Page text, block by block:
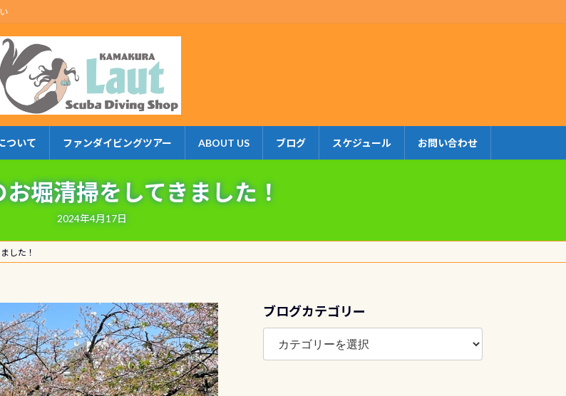
ついて ファンダイビングツアー ABOUT US ブログ スケジュール お問い合わせ
堀清掃をしてきました！
2024年4月17日
した！
ブログカテゴリー
ブ
グ